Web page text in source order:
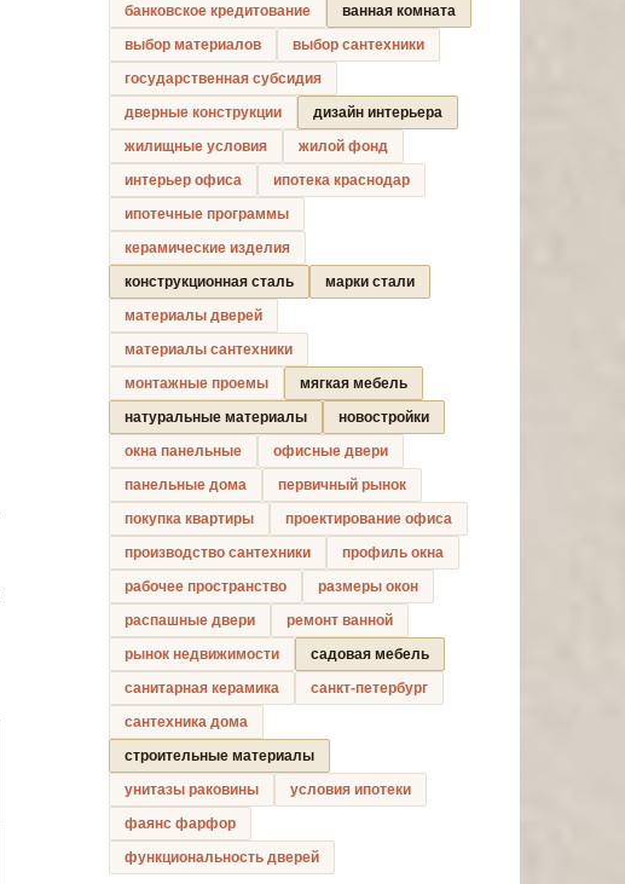
банковское кредитование
ванная комната
выбор материалов
выбор сантехники
государственная субсидия
дверные конструкции
дизайн интерьера
жилищные условия
жилой фонд
интерьер офиса
ипотека краснодар
ипотечные программы
керамические изделия
конструкционная сталь
марки стали
материалы дверей
материалы сантехники
монтажные проемы
мягкая мебель
натуральные материалы
новостройки
окна панельные
офисные двери
панельные дома
первичный рынок
покупка квартиры
проектирование офиса
производство сантехники
профиль окна
рабочее пространство
размеры окон
распашные двери
ремонт ванной
рынок недвижимости
садовая мебель
санитарная керамика
санкт-петербург
сантехника дома
строительные материалы
унитазы раковины
условия ипотеки
фаянс фарфор
функциональность дверей